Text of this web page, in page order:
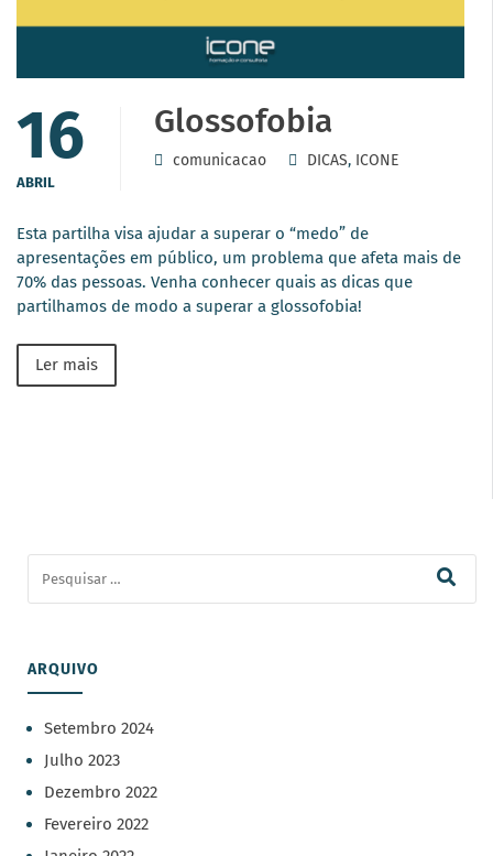
16
ABRIL
Glossofobia
comunicacao DICAS, ICONE
Esta partilha visa ajudar a superar o “medo” de
apresentações em público, um problema que afeta mais de
70% das pessoas. Venha conhecer quais as dicas que
partilhamos de modo a superar a glossofobia!
Ler mais
ARQUIVO
Setembro 2024
Julho 2023
Dezembro 2022
Fevereiro 2022